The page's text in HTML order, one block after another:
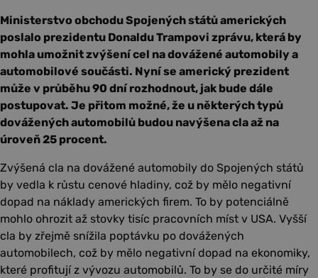
Ministerstvo obchodu Spojených států amerických
poslalo prezidentu Donaldu Trampovi zprávu, která by
mohla umožnit zvýšení cel na dovážené automobily a
automobilové součásti. Nyní se americký prezident
může v průběhu 90 dní rozhodnout, jak bude dále
postupovat. Je přitom možné, že u některých typů
dovážených automobilů budou navýšena cla až na
úroveň 25 procent.
Zvýšená cla na dovážené automobily do Spojených států
by vedla k růstu cenové hladiny, což by mělo negativní
dopad na náklady amerických firem. To by potenciálně
mohlo ohrozit až stovky tisíc pracovních míst v USA. Vyšší
cla by zřejmě snížila poptávku po dovážených
automobilech, což by mělo negativní dopad na ekonomiky,
které profitují z vývozu automobilů. To by se do určité míry